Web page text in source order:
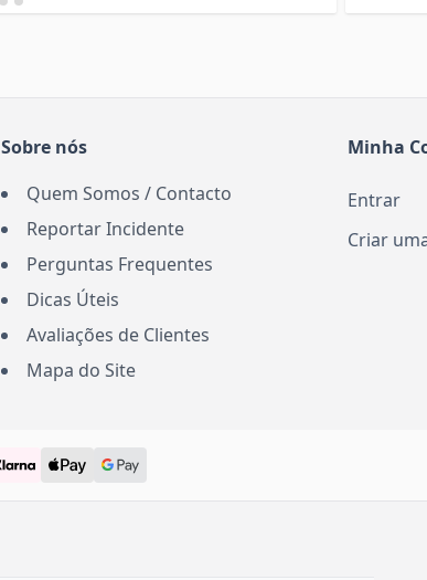
Sobre nós
Quem Somos / Contacto
Reportar Incidente
Perguntas Frequentes
Dicas Úteis
Avaliações de Clientes
Mapa do Site
Minha
Entrar
Criar